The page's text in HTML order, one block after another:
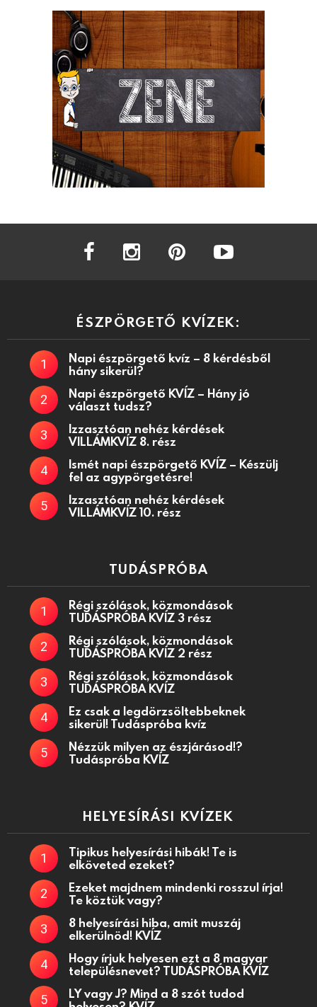
facebook instagram
ÉSZPÖRGETŐ KVÍZEK:
Napi észpörgető kvíz – 8 kérdésből
hány sikerül?
Napi észpörgető KVÍZ – Hány jó
választ tudsz?
Izzasztóan nehéz kérdések
VILLÁMKVÍZ 8. rész
Ismét napi észpörgető KVÍZ – Készülj
fel az agypörgetésre!
Izzasztóan nehéz kérdések
VILLÁMKVÍZ 10. rész
TUDÁSPRÓBA
Régi szólások, közmondások
TUDÁSPRÓBA KVÍZ 3 rész
Régi szólások, közmondások
TUDÁSPRÓBA KVÍZ 2 rész
Régi szólások, közmondások
TUDÁSPRÓBA KVÍZ
Ez csak a legdörzsöltebbeknek
sikerül! Tudáspróba kvíz
Nézzük milyen az észjárásod!?
Tudáspróba KVÍZ
HELYESÍRÁSI KVÍZEK
Tipikus helyesírási hibák! Te is
elköveted ezeket?
Ezeket majdnem mindenki rosszul írja!
Te köztük vagy?
8 helyesírási hiba, amit muszáj
elkerülnöd! KVÍZ
Hogy írjuk helyesen ezt a 8 magyar
településnevet? TUDÁSPRÓBA KVÍZ
LY vagy J? Mind a 8 szót tudod